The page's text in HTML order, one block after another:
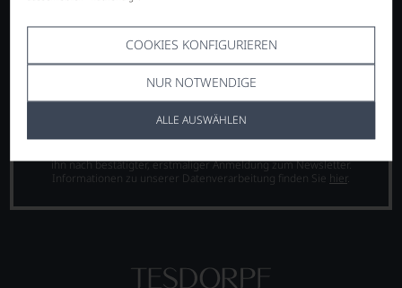
COOKIES KONFIGURIEREN
NUR NOTWENDIGE
ALLE AUSWÄHLEN
ANMELDEN
Abmeldung vom Newsletter jederzeit möglich. Ihr
ihn nach bestätigter, erstmaliger Anmeldung zum Newsletter.
Informationen zu unserer Datenverarbeitung finden Sie hier.